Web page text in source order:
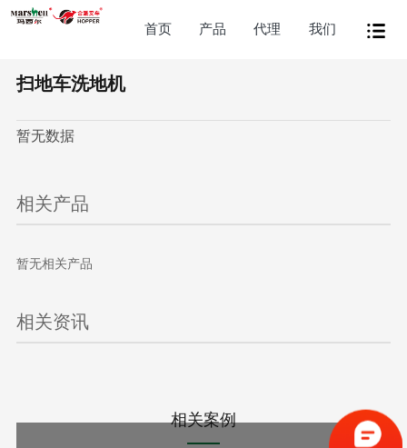
首页 产品 代理 我们
扫地车洗地机
暂无数据
相关产品
暂无相关产品
相关资讯
相关案例